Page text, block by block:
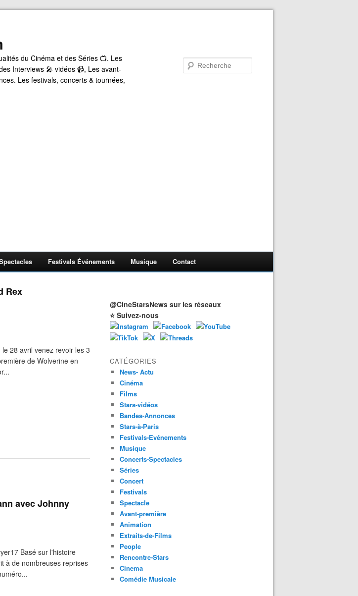
du Cinéma et des Séries 📺. Les
Interviews 🎤 vidéos 📹, Les avant-
Les festivals, concerts & tournées,
Festivals Événements Musique Contact
Rex
28 avril venez revoir les 3
de Wolverine en
avec Johnny
Basé sur l'histoire
à de nombreuses reprises
@CineStarsNews sur les réseaux
⭐ Suivez-nous
CATÉGORIES
News- Actu
Cinéma
Films
Stars-vidéos
Bandes-Annonces
Stars-à-Paris
Festivals-Evénements
Musique
Concerts-Spectacles
Séries
Concert
Festivals
Spectacle
Avant-première
Animation
Extraits-de-Films
People
Rencontre-Stars
Cinema
Comédie Musicale